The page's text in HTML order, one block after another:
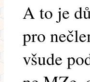
A to je
pro
všude